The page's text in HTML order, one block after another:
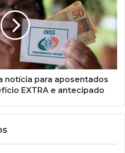
notícia para aposentados
EXTRA e antecipado